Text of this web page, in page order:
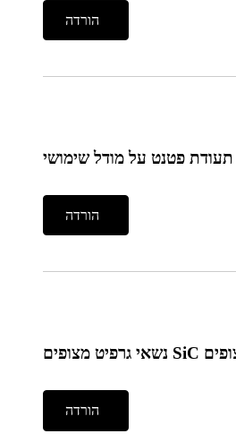
הורדה
תעודת פטנט על מודל שימושי
הורדה
הורדה